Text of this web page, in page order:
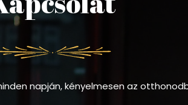
napján, kényelmesen az